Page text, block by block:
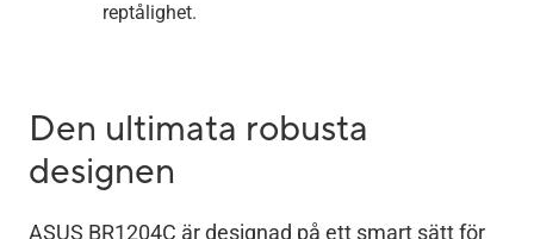
reptålighet.
​​Den ultimata robusta
designen
ASUS BR1204C är designad på ett smart sätt för